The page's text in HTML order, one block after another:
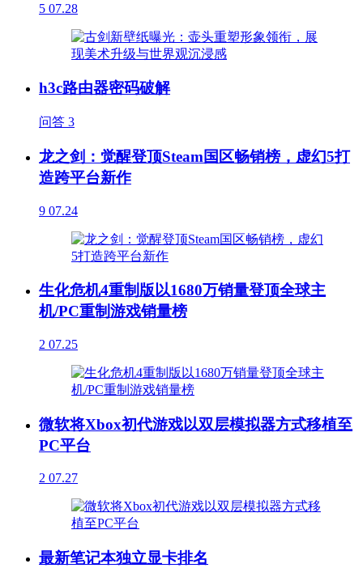
5 07.28
h3c路由器密码破解
问答 3
龙之剑：觉醒登顶Steam国区畅销榜，虚幻5打
造跨平台新作
9 07.24
生化危机4重制版以1680万销量登顶全球主
机/PC重制游戏销量榜
2 07.25
微软将Xbox初代游戏以双层模拟器方式移植至
PC平台
2 07.27
最新笔记本独立显卡排名